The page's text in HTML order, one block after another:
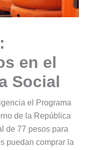
en el
Social
el Programa
de la República
de 77 pesos para
puedan comprar la